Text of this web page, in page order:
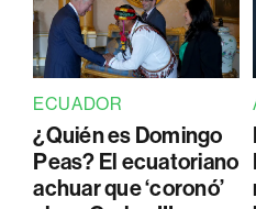
ECUADOR
¿Quién es Domingo
Peas? El ecuatoriano
achuar que ‘coronó’